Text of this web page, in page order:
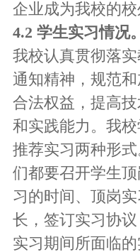
企业成为我校的
4.2 学生实习情况
我校认真贯彻落
通知精神，规范
合法权益，提高
和实践能力。我
推荐实习两种形
们都要召开学生
习的时间、顶岗
长，签订实习协
实习期间所面临